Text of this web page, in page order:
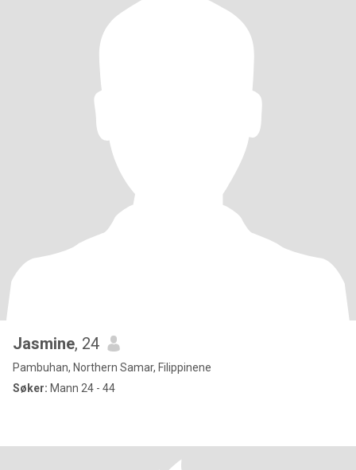
Jasmine, 24
Pambuhan, Northern Samar, Filippinene
Søker: Mann 24 - 44